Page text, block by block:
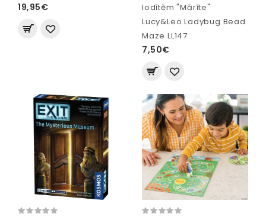
19,95€
lodītēm "Mārīte"
Lucy&Leo Ladybug Bead
Maze LL147
7,50€